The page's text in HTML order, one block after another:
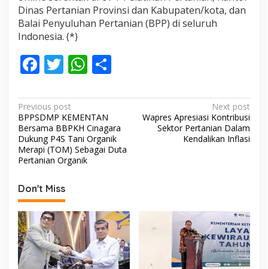
Dinas Pertanian Provinsi dan Kabupaten/kota, dan
Balai Penyuluhan Pertanian (BPP) di seluruh
Indonesia. (*)
F
e
b
o
o
k
T
itt
er
W
at
s
A
p
ar
e
P
o
s
t
a
v
i
g
a
Previous post
BPPSDMP KEMENTAN
Bersama BBPKH Cinagara
Dukung P4S Tani Organik
Merapi (TOM) Sebagai Duta
Pertanian Organik
Next post
Wapres Apresiasi Kontribusi
Sektor Pertanian Dalam
Kendalikan Inflasi
Don't Miss